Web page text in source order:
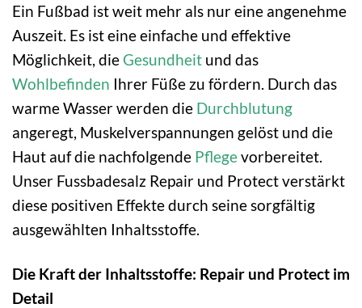
Ein Fußbad ist weit mehr als nur eine angenehme
Auszeit. Es ist eine einfache und effektive
Möglichkeit, die Gesundheit und das
Wohlbefinden Ihrer Füße zu fördern. Durch das
warme Wasser werden die Durchblutung
angeregt, Muskelverspannungen gelöst und die
Haut auf die nachfolgende Pflegevorbereitet.
Unser Fussbadesalz Repair und Protect verstärkt
diese positiven Effekte durch seine sorgfältig
ausgewählten Inhaltsstoffe.
Die Kraft der Inhaltsstoffe: Repair und Protect im
Detail